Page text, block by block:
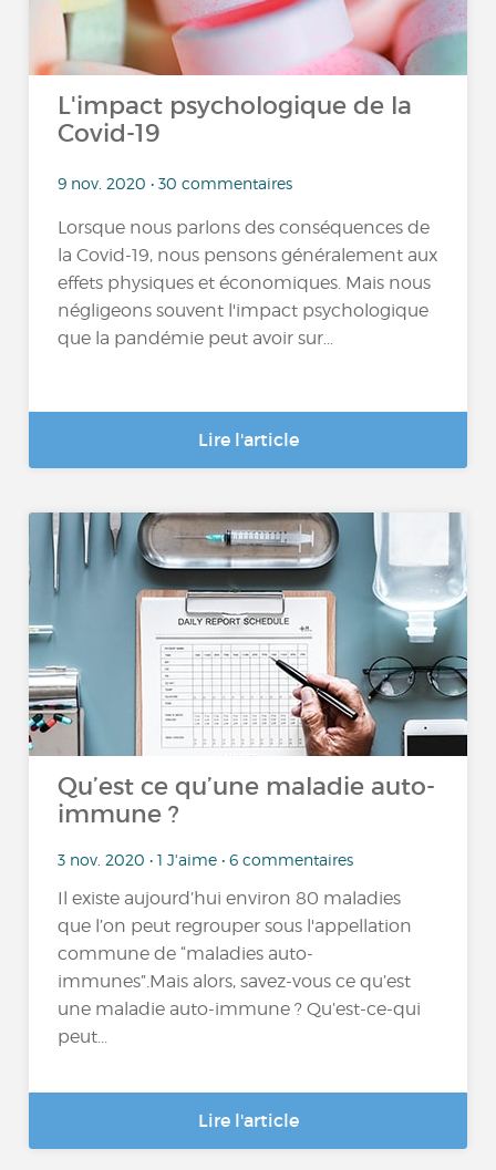
L'impact psychologique de la
Covid-19
9 nov. 2020 • 30 commentaires
Lorsque nous parlons des conséquences de
la Covid-19, nous pensons généralement aux
effets physiques et économiques. Mais nous
négligeons souvent l'impact psychologique
que la pandémie peut avoir sur...
Lire l'article
Qu’est ce qu’une maladie auto-
immune ?
3 nov. 2020 • 1 J'aime • 6 commentaires
Il existe aujourd’hui environ 80 maladies
que l’on peut regrouper sous l'appellation
commune de “maladies auto-
immunes”.Mais alors, savez-vous ce qu’est
une maladie auto-immune ? Qu’est-ce-qui
peut...
Lire l'article